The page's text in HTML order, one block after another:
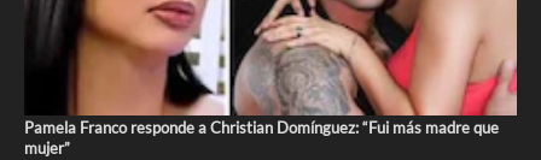
Pamela Franco responde a Christian Domínguez: “Fui más madre que
mujer”